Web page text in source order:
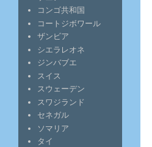
コンゴ共和国
コートジボワール
ザンビア
シエラレオネ
ジンバブエ
スイス
スウェーデン
スワジランド
セネガル
ソマリア
タイ